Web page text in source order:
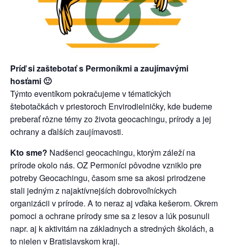
Príď si zaštebotať s Permoníkmi a zaujímavými
hosťami 🙂
Týmto eventíkom pokračujeme v tématických
štebotačkách v priestoroch Envirodielničky, kde budeme
preberať rôzne témy zo života geocachingu, prírody a jej
ochrany a ďalších zaujímavosti.
Kto sme? Nadšenci geocachingu, ktorým záleží na
prírode okolo nás. OZ Permoníci pôvodne vzniklo pre
potreby Geocachingu, časom sme sa akosi prirodzene
stali jedným z najaktívnejśích dobrovoľníckych
organizácii v prírode. A to neraz aj vďaka kešerom. Okrem
pomoci a ochrane prírody sme sa z lesov a lúk posunuli
napr. aj k aktivitám na základnych a stredných školách, a
to nielen v Bratislavskom kraji.